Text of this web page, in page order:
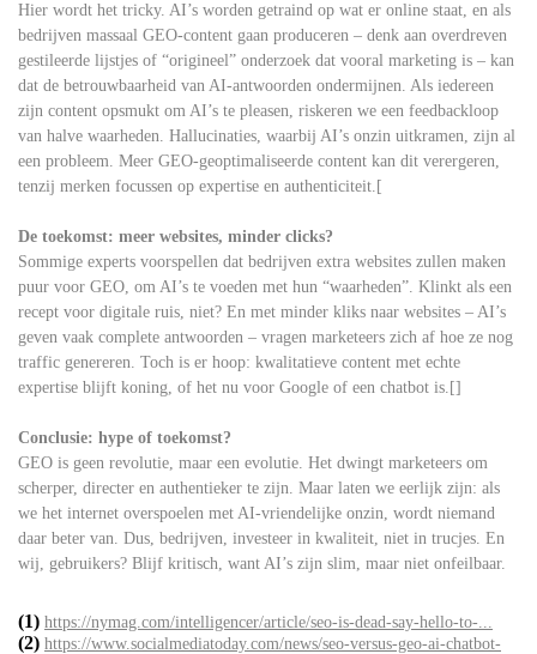
Hier wordt het tricky. AI’s worden getraind op wat er online staat, en als
bedrijven massaal GEO-content gaan produceren – denk aan overdreven
gestileerde lijstjes of “origineel” onderzoek dat vooral marketing is – kan
dat de betrouwbaarheid van AI-antwoorden ondermijnen. Als iedereen
zijn content opsmukt om AI’s te pleasen, riskeren we een feedbackloop
van halve waarheden. Hallucinaties, waarbij AI’s onzin uitkramen, zijn al
een probleem. Meer GEO-geoptimaliseerde content kan dit verergeren,
tenzij merken focussen op expertise en authenticiteit.[
De toekomst: meer websites, minder clicks?
Sommige experts voorspellen dat bedrijven extra websites zullen maken
puur voor GEO, om AI’s te voeden met hun “waarheden”. Klinkt als een
recept voor digitale ruis, niet? En met minder kliks naar websites – AI’s
geven vaak complete antwoorden – vragen marketeers zich af hoe ze nog
traffic genereren. Toch is er hoop: kwalitatieve content met echte
expertise blijft koning, of het nu voor Google of een chatbot is.[]
Conclusie: hype of toekomst?
GEO is geen revolutie, maar een evolutie. Het dwingt marketeers om
scherper, directer en authentieker te zijn. Maar laten we eerlijk zijn: als
we het internet overspoelen met AI-vriendelijke onzin, wordt niemand
daar beter van. Dus, bedrijven, investeer in kwaliteit, niet in trucjes. En
wij, gebruikers? Blijf kritisch, want AI’s zijn slim, maar niet onfeilbaar.
(1) https://nymag.com/intelligencer/article/seo-is-dead-say-hello-to-...
(2) https://www.socialmediatoday.com/news/seo-versus-geo-ai-chatbot-